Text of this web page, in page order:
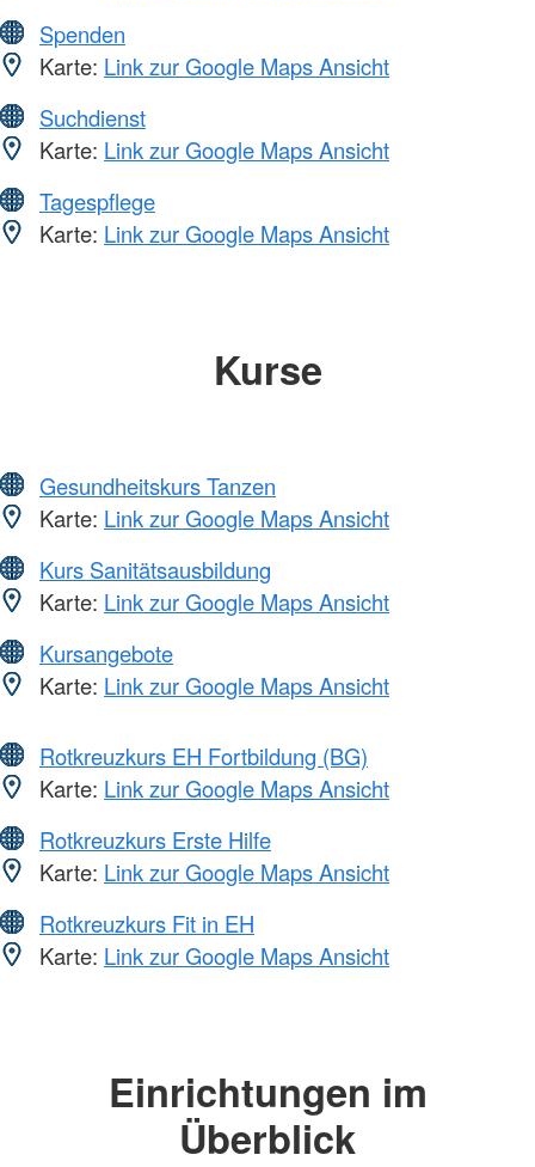
Spenden
Karte: Link zur Google Maps Ansicht
Suchdienst
Karte: Link zur Google Maps Ansicht
Tagespflege
Karte: Link zur Google Maps Ansicht
Kurse
Gesundheitskurs Tanzen
Karte: Link zur Google Maps Ansicht
Kurs Sanitätsausbildung
Karte: Link zur Google Maps Ansicht
Kursangebote
Karte: Link zur Google Maps Ansicht
Rotkreuzkurs EH Fortbildung (BG)
Karte: Link zur Google Maps Ansicht
Rotkreuzkurs Erste Hilfe
Karte: Link zur Google Maps Ansicht
Rotkreuzkurs Fit in EH
Karte: Link zur Google Maps Ansicht
Einrichtungen im
Überblick